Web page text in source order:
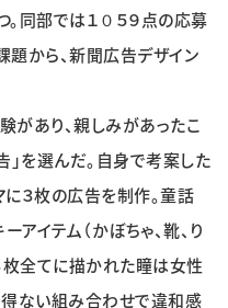
お問い合わせ
同部では１０５９点の応募
題から、新聞広告デザイン
があり、親しみがあったこ
」を選んだ。自身で考案した
に３枚の広告を制作。童話
アイテム（かぼちゃ、靴、り
枚全てに描かれた瞳は女性
得ない組み合わせで違和感